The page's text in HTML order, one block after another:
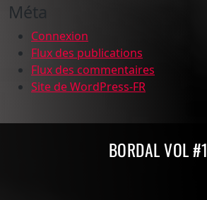
Méta
Connexion
Flux des publications
Flux des commentaires
Site de WordPress-FR
BORDAL VOL #1